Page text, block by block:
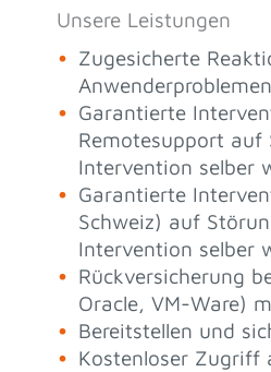
Unsere Leistungen
Zugesicherte
Garantierte
Remotesupport auf
Intervention selber
Garantierte
Schweiz) auf
Intervention selber
Rückversicherung
Oracle, VM-Ware)
Bereitstellen und
Kostenloser Zugriff